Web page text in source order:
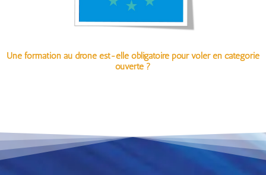
Une formation au drone est-elle obligatoire pour voler en catégorie
ouverte ?